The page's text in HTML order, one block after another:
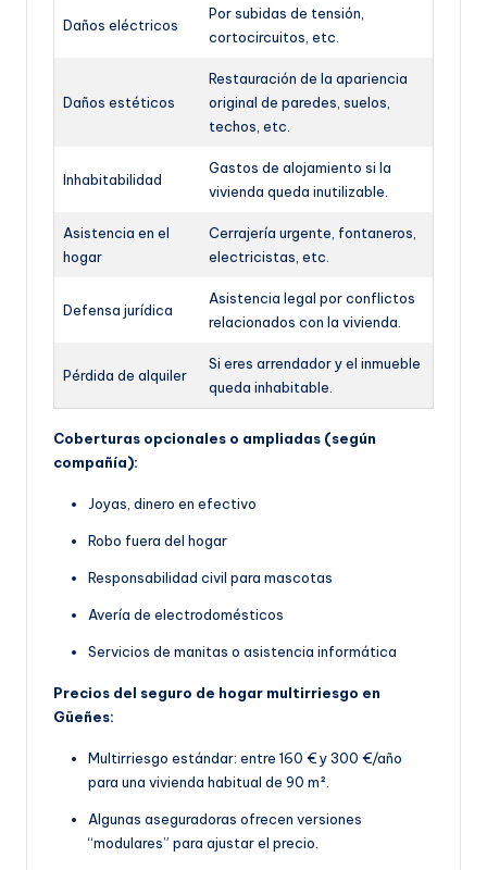
Daños eléctricos
Por subidas de tensión,
cortocircuitos, etc.
Daños estéticos
Restauración de la apariencia
original de paredes, suelos,
techos, etc.
Inhabitabilidad
Gastos de alojamiento si la
vivienda queda inutilizable.
Asistencia en el
hogar
Cerrajería urgente, fontaneros,
electricistas, etc.
Defensa jurídica
Asistencia legal por conflictos
relacionados con la vivienda.
Pérdida de alquiler
Si eres arrendador y el inmueble
queda inhabitable.
Coberturas opcionales o ampliadas (según
compañía):
Joyas, dinero en efectivo
Robo fuera del hogar
Responsabilidad civil para mascotas
Avería de electrodomésticos
Servicios de manitas o asistencia informática
Precios del seguro de hogar multirriesgo en
Güeñes:
Multirriesgo estándar: entre 160 € y 300 €/año
para una vivienda habitual de 90 m².
Algunas aseguradoras ofrecen versiones
“modulares” para ajustar el precio.